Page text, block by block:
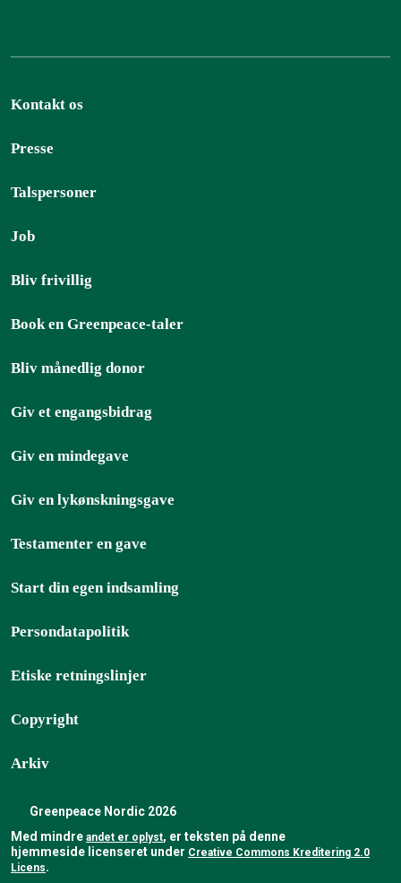
Kontakt os
Presse
Talspersoner
Job
Bliv frivillig
Book en Greenpeace-taler
Bliv månedlig donor
Giv et engangsbidrag
Giv en mindegave
Giv en lykønskningsgave
Testamenter en gave
Start din egen indsamling
Persondatapolitik
Etiske retningslinjer
Copyright
Arkiv
Greenpeace Nordic 2026
Med mindre andet er oplyst, er teksten på denne
hjemmeside licenseret under Creative Commons Kreditering 2.0
Licens.